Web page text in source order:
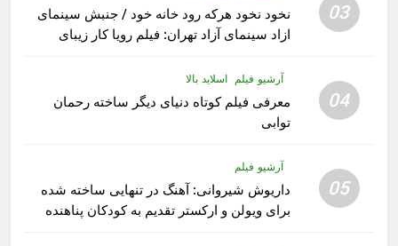
03
نخود نخود هرکه رود خانه خود / جنبش سینمای
ازاد سینمای آزاد تهران: فیلم رویا کار زیبای
04
آرشیو فیلم اسلاید بالا
معرفی فیلم کوتاه دنیای دیگر ساخته رحمان
توابی
05
آرشیو فیلم
داریوش شیروانی: آهنگ در تنهایی ساخته شده
برای ویولن و ارکستر تقدیم به کودکان پناهنده